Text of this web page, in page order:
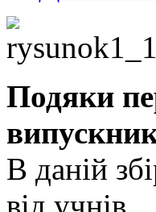
Подяки
В даній
від учнів